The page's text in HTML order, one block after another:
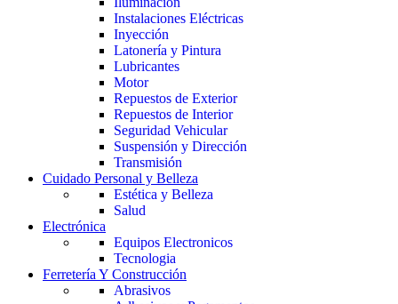
Instalaciones Eléctricas
Inyección
Latonería y Pintura
Lubricantes
Motor
Repuestos de Exterior
Repuestos de Interior
Seguridad Vehicular
Suspensión y Dirección
Transmisión
Cuidado Personal y Belleza
Estética y Belleza
Salud
Electrónica
Equipos Electronicos
Tecnologia
Ferretería Y Construcción
Abrasivos